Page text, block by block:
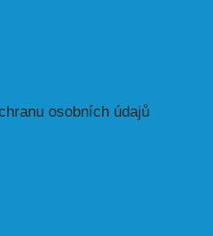
osobních údajů